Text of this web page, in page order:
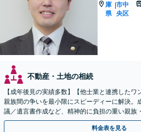
庫
県
|市中
央区
不動産・土地の相続
【成年後見の実績多数】【他士業と連携したワ
親族間の争いを最小限にスピーディーに解決。
議／遺言書作成など、精神的に負担の重い親族
お任せください！ノウハウと実績には自信あり
料金表を見る